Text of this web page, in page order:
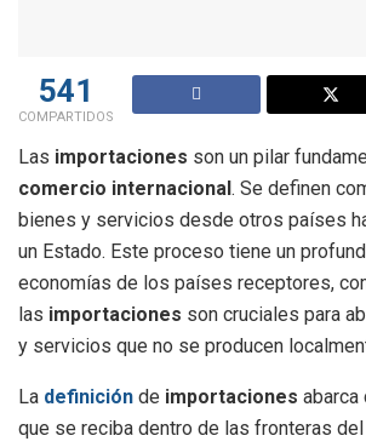
541
COMPARTIDOS
Las importaciones son un pilar
comercio internacional . Se definen
bienes y servicios desde otros países
un Estado. Este proceso tiene un
economías de los países receptores,
las importaciones son cruciales para
y servicios que no se producen
La definición de importaciones abarca
que se reciba dentro de las fronteras